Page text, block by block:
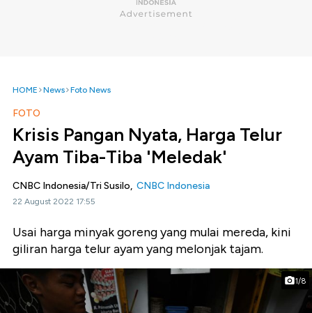
HOME News Foto News
FOTO
Krisis Pangan Nyata, Harga Telur
Ayam Tiba-Tiba 'Meledak'
CNBC Indonesia/Tri Susilo, CNBC Indonesia
22 August 2022 17:55
Usai harga minyak goreng yang mulai mereda, kini
giliran harga telur ayam yang melonjak tajam.
1/8